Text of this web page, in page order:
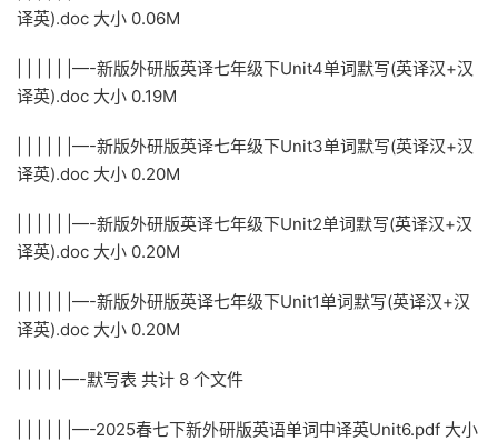
译英).doc 大小 0.06M
| | | | | |—-新版外研版英译七年级下Unit4单词默写(英译汉+汉
译英).doc 大小 0.19M
| | | | | |—-新版外研版英译七年级下Unit3单词默写(英译汉+汉
译英).doc 大小 0.20M
| | | | | |—-新版外研版英译七年级下Unit2单词默写(英译汉+汉
译英).doc 大小 0.20M
| | | | | |—-新版外研版英译七年级下Unit1单词默写(英译汉+汉
译英).doc 大小 0.20M
| | | | |—-默写表 共计 8 个文件
| | | | | |—-2025春七下新外研版英语单词中译英Unit6.pdf 大小